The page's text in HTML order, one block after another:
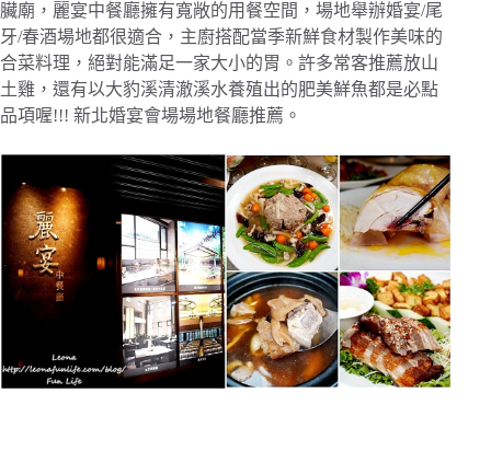
臟廟，麗宴中餐廳擁有寬敞的用餐空間，場地舉辦婚宴/尾
牙/春酒場地都很適合，主廚搭配當季新鮮食材製作美味的
合菜料理，絕對能滿足一家大小的胃。許多常客推薦放山
土雞，還有以大豹溪清澈溪水養殖出的肥美鮮魚都是必點
品項喔!!! 新北婚宴會場場地餐廳推薦。